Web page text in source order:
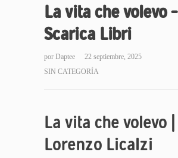
La vita che volevo –
Scarica Libri
por Daptee
22 septiembre, 2025
SIN CATEGORÍA
La vita che volevo |
Lorenzo Licalzi